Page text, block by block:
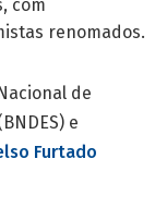
com
renomados.
de
e
Furtado